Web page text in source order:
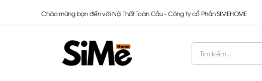
Chào mừng bạn đến với Nội Thất Toàn Cầu - Công ty cổ Phần SIMEHOME